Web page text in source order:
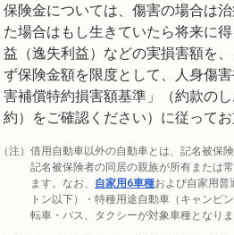
保険金については、傷害の場合は
た場合はもし生きていたら将来に
益（逸失利益）などの実損害額を
ず保険金額を限度として、人身傷
害補償特約損害額基準」（約款の
約）をご確認ください）に従ってお
借用自動車以外の自動車とは、記名被保
記名被保険者の同居の親族が所有または
ます。なお、 自家用6車種および自家用普
トン以下）・特種用途自動車（キャンピ
転車・バス、タクシーが対象車種となりま